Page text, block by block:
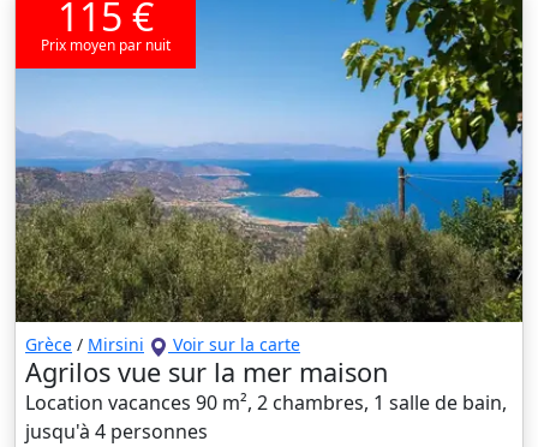
115 €
Prix moyen par nuit
Grèce / Mirsini Voir sur la carte
Agrilos vue sur la mer maison
Location vacances 90 m², 2 chambres, 1 salle de bain,
jusqu'à 4 personnes